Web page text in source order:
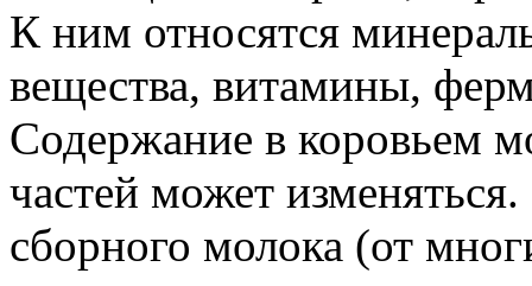
К ним относятся
вещества, витамины,
Содержание в коровьем
частей может
сборного молока (от